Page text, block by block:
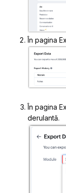
În pagina
În pagina
derulantă.